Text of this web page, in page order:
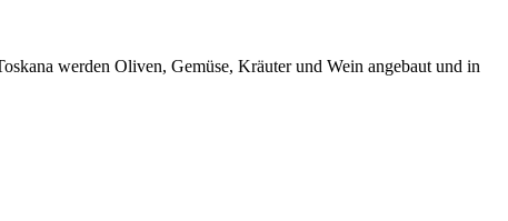
werden Oliven, Gemüse, Kräuter und Wein angebaut und in